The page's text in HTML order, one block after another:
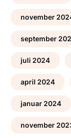
november
september
juli 2024
april 2024
januar 2024
november